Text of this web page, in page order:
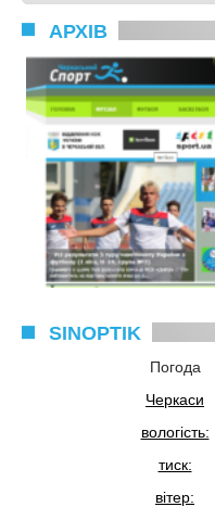
АРХІВ
SINOPTIK
Погода
Черкаси
вологість:
тиск:
вітер: